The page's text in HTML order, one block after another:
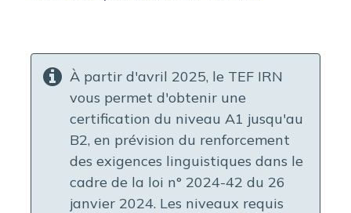
À partir d'avril 2025, le TEF IRN
vous permet d'obtenir une
certification du niveau A1 jusqu'au
B2, en prévision du renforcement
des exigences linguistiques dans le
cadre de la loi n° 2024-42 du 26
janvier 2024. Les niveaux requis